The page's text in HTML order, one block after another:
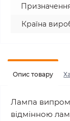
Країна
Опис товару
Лампа
відмінною